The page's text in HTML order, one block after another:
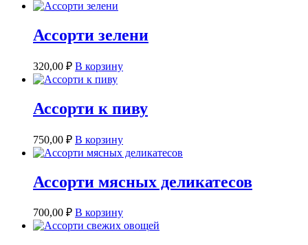
Ассорти зелени
320,00 ₽ В корзину
Ассорти к пиву
750,00 ₽ В корзину
Ассорти мясных деликатесов
700,00 ₽ В корзину